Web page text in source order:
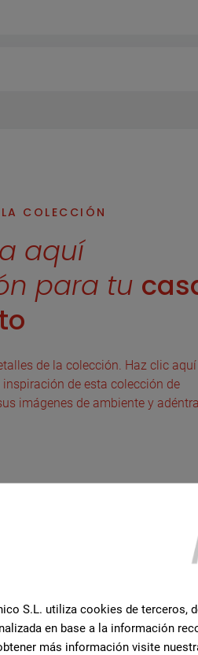
COLECCIÓN
aquí
para tu
de la colección. Haz clic aquí
inspiración de esta colección de
imágenes de ambiente y
S.L. utiliza cookies de terceros,
en base a la información
más información visite